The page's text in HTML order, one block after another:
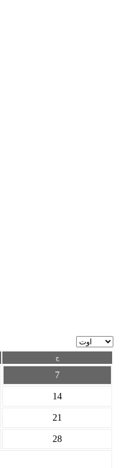
ج
7
14
21
28